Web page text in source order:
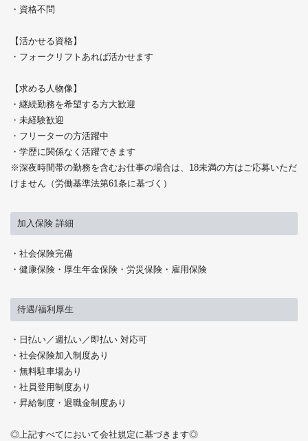
・資格不問
【活かせる資格】
・フォークリフトあれば活かせます
【求める人物像】
・継続勤務を希望する方大歓迎
・未経験歓迎
・フリーターの方活躍中
・学歴に関係なく活躍できます
※深夜時間帯の勤務を含むお仕事の場合は、18未満の方はご応募いただ
けません（労働基準法第61条に基づく）
加入保険 詳細
・社会保険完備
・健康保険・厚生年金保険・労災保険・雇用保険
待遇/福利厚生
・日払い／週払い／即払い 対応可
・社会保険加入制度あり
・無料駐車場あり
・社員登用制度あり
・昇給制度・退職金制度あり
◎上記すべてにおいて会社規定に基づきます◎